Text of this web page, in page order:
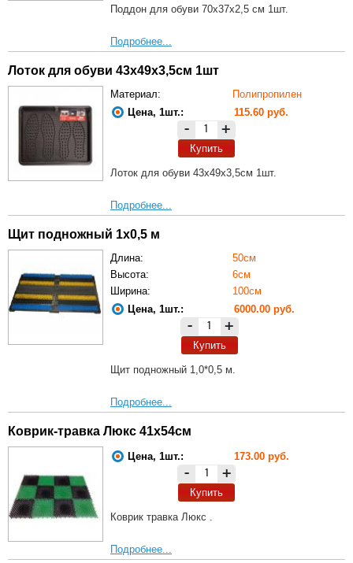
Поддон для обуви 70х37х2,5 см 1шт.
Подробнее...
Лоток для обуви 43х49х3,5см 1шт
Материал:
Полипропилен
Цена, 1шт.:
115.60 руб.
- +
Купить
Лоток для обуви 43х49х3,5см 1шт.
Подробнее...
Щит подножный 1х0,5 м
Длина:
50см
Высота:
6см
Ширина:
100см
Цена, 1шт.:
6000.00 руб.
- +
Купить
Щит подножный 1,0*0,5 м.
Подробнее...
Коврик-травка Люкс 41х54см
Цена, 1шт.: 173.00 руб.
- +
Купить
Коврик травка Люкс .
Подробнее...